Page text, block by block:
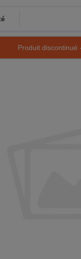
Produit discontinué